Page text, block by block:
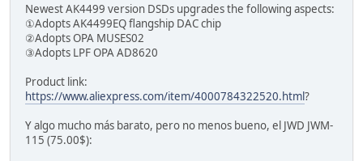
Newest AK4499 version DSDs upgrades the following aspects:
①Adopts AK4499EQ flangship DAC chip
②Adopts OPA MUSES02
③Adopts LPF OPA AD8620
Product link:
https://www.aliexpress.com/item/4000784322520.html?
Y algo mucho más barato, pero no menos bueno, el JWD JWM-
115 (75.00$):